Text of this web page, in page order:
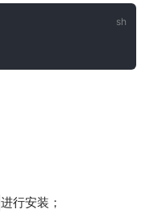
进行安装；